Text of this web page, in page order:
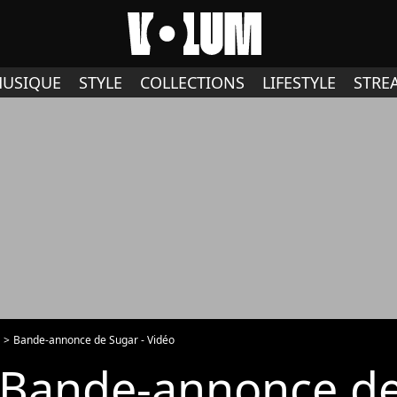
STYLE COLLECTIONS LIFESTYLE
Bande-annonce de Sugar - Vidéo